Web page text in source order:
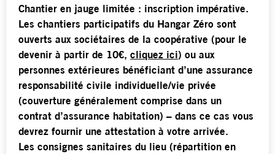
Chantier en jauge limitée : inscription impérative.
Les chantiers participatifs du Hangar Zéro sont
ouverts aux sociétaires de la coopérative (pour le
devenir à partir de 10€, cliquez ici) ou aux
personnes extérieures bénéficiant d’une assurance
responsabilité civile individuelle/vie privée
(couverture généralement comprise dans un
contrat d’assurance habitation) – dans ce cas vous
devrez fournir une attestation à votre arrivée.
Les consignes sanitaires du lieu (répartition en